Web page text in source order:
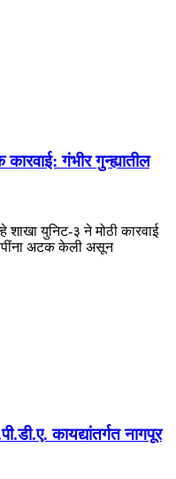
गंभीर गुन्ह्यातील
युनिट-३ ने मोठी कारवाई
अटक केली असून
कायद्यांतर्गत नागपूर